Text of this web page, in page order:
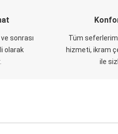
sonrası
olarak
Tüm
hizmeti, ikram
ile